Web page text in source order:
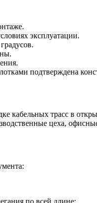
эксплуатации.
подтверждена
трасс в
цеха,